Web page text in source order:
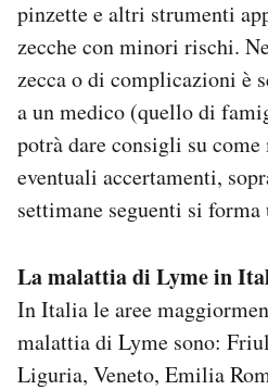
pinzette e altri strumenti
zecche con minori rischi.
zecca o di complicazioni è
a un medico (quello di
potrà dare consigli su
eventuali accertamenti,
settimane seguenti si forma
La malattia di Lyme in
In Italia le aree
malattia di Lyme sono:
Liguria, Veneto, Emilia